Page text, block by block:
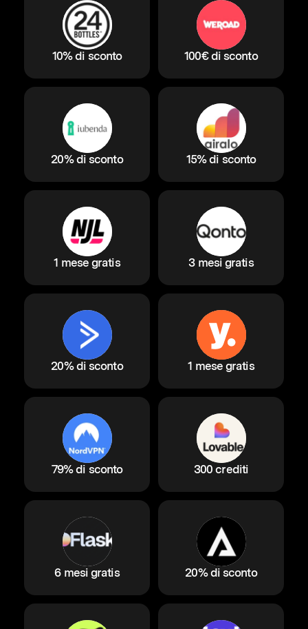
10% di sconto 100€ di sconto
20% di sconto 15% di sconto
1 mese gratis 3 mesi gratis
20% di sconto 1 mese gratis
79% di sconto 300 crediti
6 mesi gratis 20% di sconto